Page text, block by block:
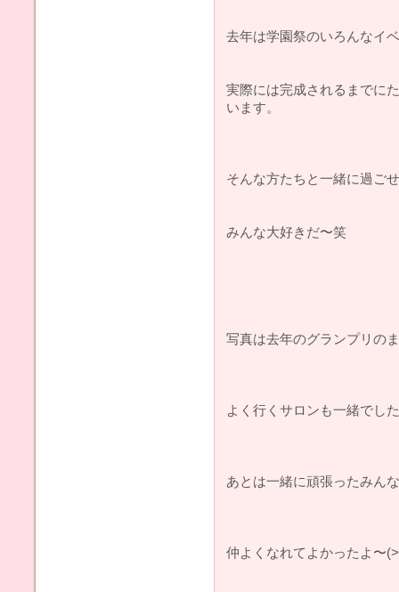
去年は学園祭のいろんなイ
実際には完成されるまでに
います。
そんな方たちと一緒に過ご
みんな大好きだ〜笑
写真は去年のグランプリの
よく行くサロンも一緒でし
あとは一緒に頑張ったみん
仲よくなれてよかったよ〜